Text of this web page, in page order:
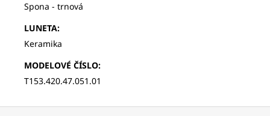
Spona - trnová
LUNETA:
Keramika
MODELOVÉ ČÍSLO:
T153.420.47.051.01